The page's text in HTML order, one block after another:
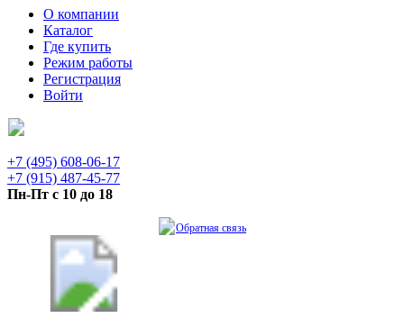
О компании
Каталог
Где купить
Режим работы
Регистрация
Войти
+7 (495) 608-06-17
+7 (915) 487-45-77
Пн-Пт с 10 до 18
Обратная связь